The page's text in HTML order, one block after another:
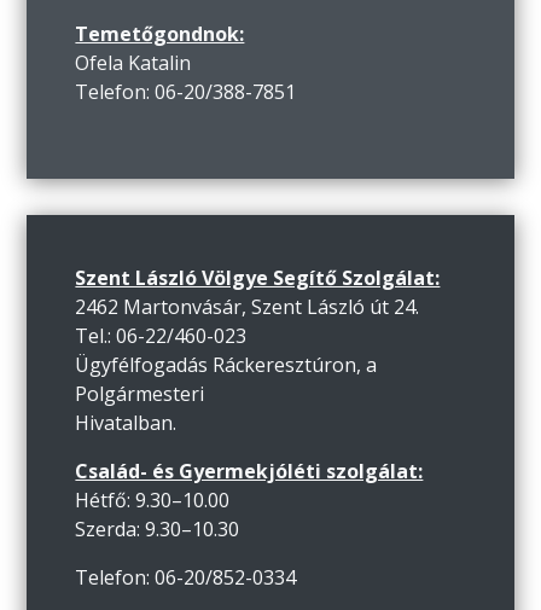
Temetőgondnok:
Ofela Katalin
Telefon: 06-20/388-7851
Szent László Völgye Segítő Szolgálat:
2462 Martonvásár, Szent László út 24.
Tel.: 06-22/460-023
Ügyfélfogadás Ráckeresztúron, a
Polgármesteri
Hivatalban.
Család- és Gyermekjóléti szolgálat:
Hétfő: 9.30–10.00
Szerda: 9.30–10.30
Telefon: 06-20/852-0334